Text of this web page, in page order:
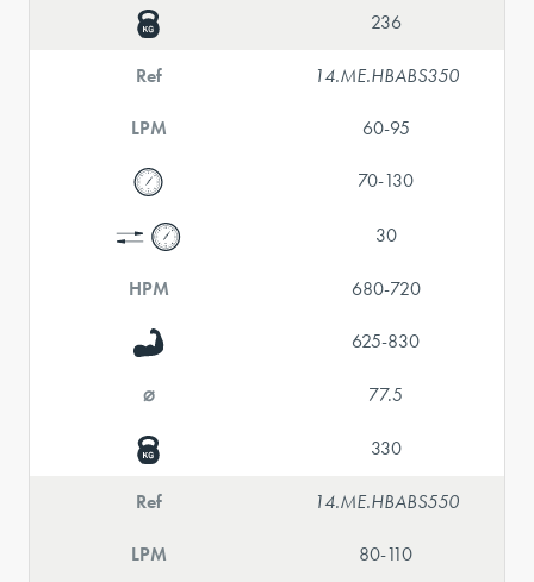
236
Ref 14.ME.HBABS350
LPM 60-95
70-130
30
HPM 680-720
625-830
⌀ 77.5
330
Ref 14.ME.HBABS550
LPM 80-110